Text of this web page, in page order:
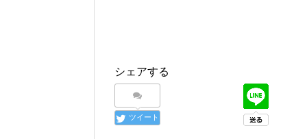
シェアする
ツイート